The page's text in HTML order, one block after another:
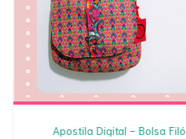
Apostila Digital - Bolsa Filó